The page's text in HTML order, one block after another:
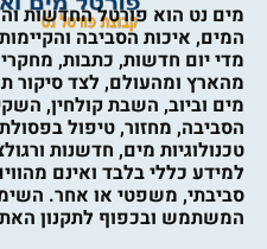
מים נט הוא פורטל החדשות
המים, איכות הסביבה
מדי יום חדשות, כתבות,
מהארץ ומהעולם, לצד סיקור
מים וביוב, השבת קולחין,
הסביבה, מחזור, טיפול
טכנולוגיות מים, חדשנות
למידע כללי בלבד ואינם
סביבתי, משפטי או אחר.
המשתמש ובכפוף לתקנון